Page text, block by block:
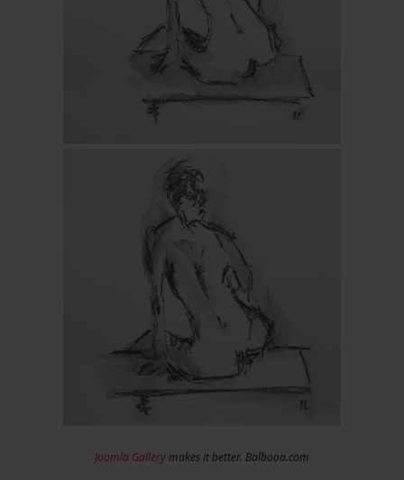
Joomla Gallerymakes it better. Balbooa.com